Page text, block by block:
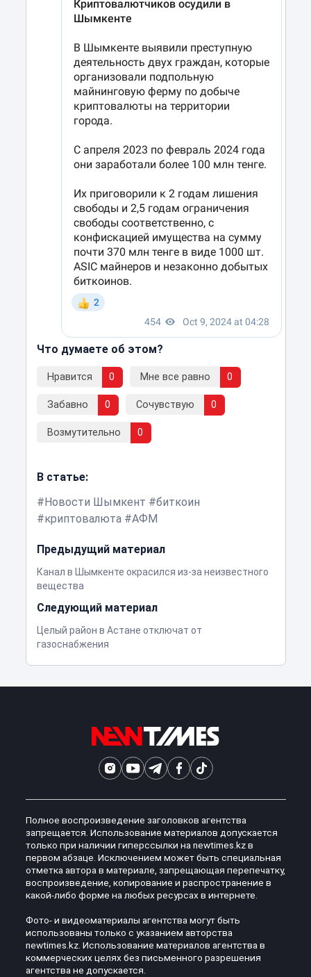
Что думаете об этом?
Нравится 0 Мне все равно 0
Забавно 0 Сочувствую 0
Возмутительно 0
В статье:
Новости Шымкент
биткоин
криптовалюта
АФМ
Предыдущий материал
Канал в Шымкенте окрасился из-за неизвестного
вещества
Следующий материал
Целый район в Астане отключат от
газоснабжения
Полное воспроизведение заголовков агентства
запрещается. Использование материалов допускается
только при наличии гиперссылки на newtimes.kz в
первом абзаце. Исключением может быть специальная
отметка автора в материале, запрещающая перепечатку,
воспроизведение, копирование и распространение в
какой-либо форме на любых ресурсах в интернете.
Фото- и видеоматериалы агентства могут быть
использованы только с указанием авторства
newtimes.kz. Использование материалов агентства в
коммерческих целях без письменного разрешения
агентства не допускается.